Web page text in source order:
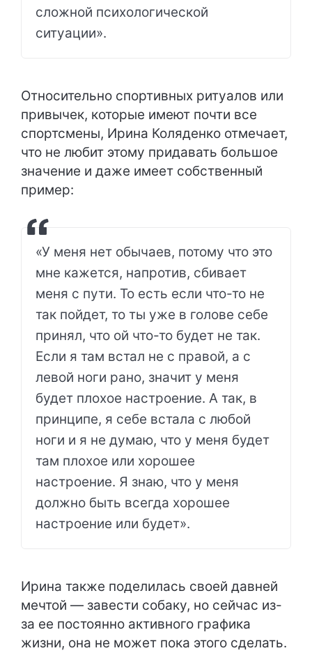
сложной психологической
ситуации».
Относительно спортивных ритуалов или
привычек, которые имеют почти все
спортсмены, Ирина Коляденко отмечает,
что не любит этому придавать большое
значение и даже имеет собственный
пример:
«У меня нет обычаев, потому что это
мне кажется, напротив, сбивает
меня с пути. То есть если что-то не
так пойдет, то ты уже в голове себе
принял, что ой что-то будет не так.
Если я там встал не с правой, а с
левой ноги рано, значит у меня
будет плохое настроение. А так, в
принципе, я себе встала с любой
ноги и я не думаю, что у меня будет
там плохое или хорошее
настроение. Я знаю, что у меня
должно быть всегда хорошее
настроение или будет».
Ирина также поделилась своей давней
мечтой — завести собаку, но сейчас из-
за ее постоянно активного графика
жизни, она не может пока этого сделать.